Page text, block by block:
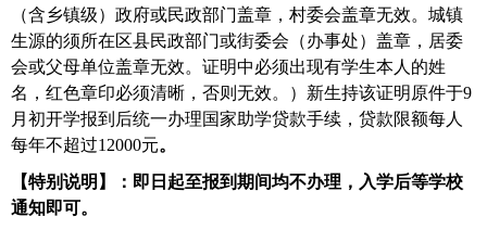
（含乡镇级）政府或民政部门盖章，村委会盖章无效。城镇
生源的须所在区县民政部门或街委会（办事处）盖章，居委
会或父母单位盖章无效。证明中必须出现有学生本人的姓
名，红色章印必须清晰，否则无效。）新生持该证明原件于9
月初开学报到后统一办理国家助学贷款手续，贷款限额每人
每年不超过12000元。
【特别说明】：即日起至报到期间均不办理，入学后等学校
通知即可。